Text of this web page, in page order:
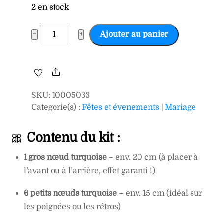
2 en stock
−
quantité
de
de
bleu
pour
+ Ajouter au panier
Share
SKU:10005033
Categorie(s) :Fêtes et évenements |Mariage
🎀 Contenu du kit :
1 gros nœud turquoise – env. 20 cm (à placer à
l’avant ou à l’arrière, effet garanti !)
6 petits nœuds turquoise – env. 15 cm (idéal sur
les poignées ou les rétros)